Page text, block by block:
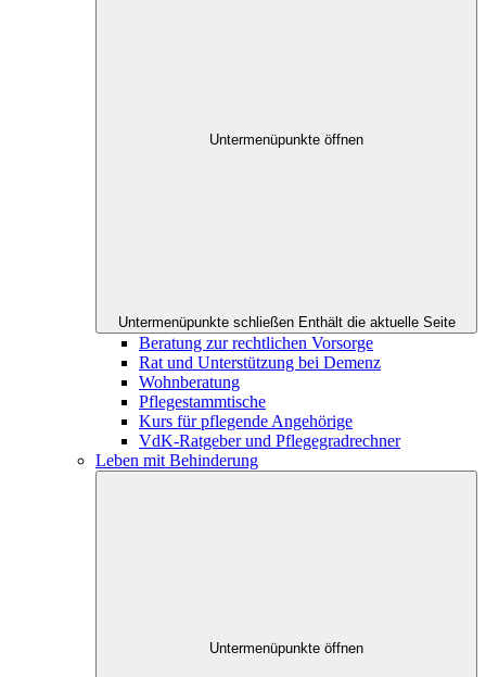
Untermenüpunkte öffnen
Untermenüpunkte schließen Enthält die aktuelle Seite
Beratung zur rechtlichen Vorsorge
Rat und Unterstützung bei Demenz
Wohnberatung
Pflegestammtische
Kurs für pflegende Angehörige
VdK-Ratgeber und Pflegegradrechner
Leben mit Behinderung
Untermenüpunkte öffnen